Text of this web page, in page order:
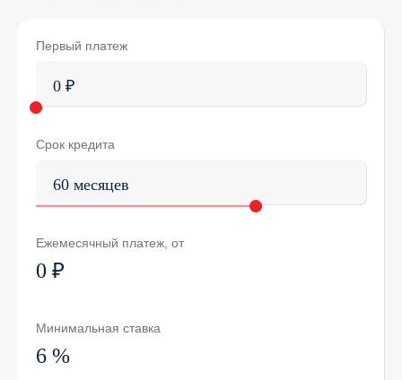
Первый платеж
0 ₽
Срок кредита
60 месяцев
Ежемесячный платеж, от
0 ₽
Минимальная ставка
6 %